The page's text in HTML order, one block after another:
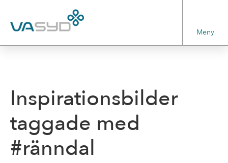
Meny
Inspirationsbilder
taggade med
#ränndal